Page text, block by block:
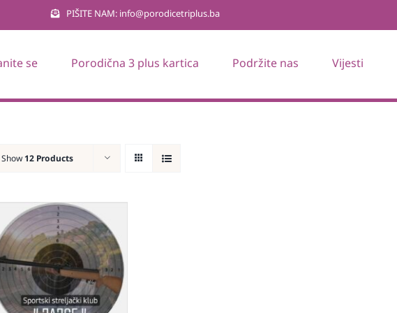
PIŠITE NAM: info@porodicetriplus.ba
se Porodična 3 plus kartica Podržite nas Vijesti
Show 12 Products